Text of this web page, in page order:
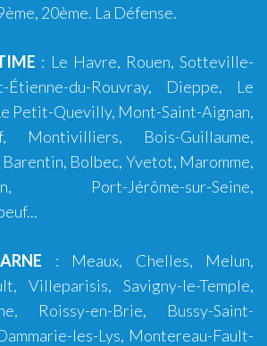
20ème. La Défense.
: Le Havre, Rouen,Sotteville-
Étienne-du-Rouvray, Dieppe, Le
Petit-Quevilly, Mont-Saint-Aignan,
, Montivilliers, Bois-Guillaume,
Bolbec, Yvetot, Maromme,
Port-Jérôme-sur-Seine,
: Meaux, Chelles, Melun,
, Villeparisis, Savigny-le-Temple,
, Roissy-en-Brie, Bussy-Saint-
les-Lys, Montereau-Fault-